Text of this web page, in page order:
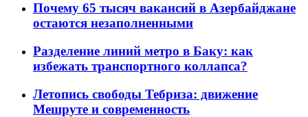
Почему 65 тысяч вакансий в Азербайджане
остаются незаполненными
Разделение линий метро в Баку: как
избежать транспортного коллапса?
Летопись свободы Тебриза: движение
Мешруте и современность